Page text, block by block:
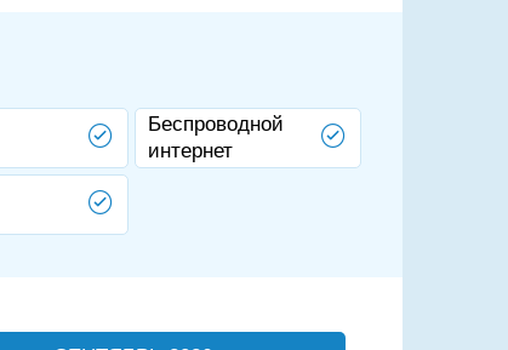
Беспроводной
интернет